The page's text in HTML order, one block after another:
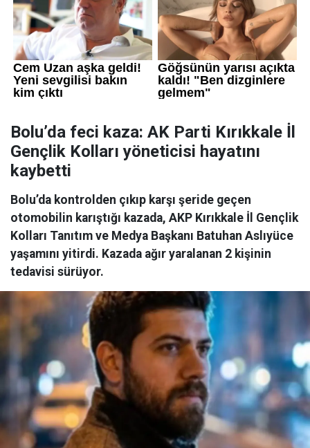
Bolu’da feci kaza: AK Parti Kırıkkale İl
Gençlik Kolları yöneticisi hayatını
kaybetti
Bolu’da kontrolden çıkıp karşı şeride geçen
otomobilin karıştığı kazada, AKP Kırıkkale İl Gençlik
Kolları Tanıtım ve Medya Başkanı Batuhan Aslıyüce
yaşamını yitirdi. Kazada ağır yaralanan 2 kişinin
tedavisi sürüyor.